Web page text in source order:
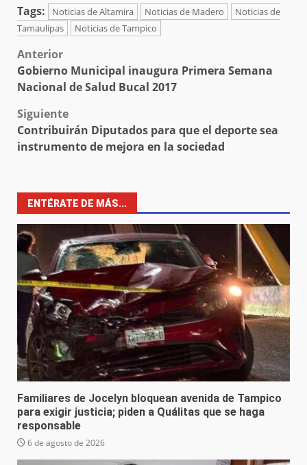
Tags:
Noticias de Altamira Noticias de Madero
Noticias de
Tamaulipas
Noticias de Tampico
Post
navigation
Anterior
Gobierno Municipal inaugura Primera Semana
Nacional de Salud Bucal 2017
Siguiente
Contribuirán Diputados para que el deporte sea
instrumento de mejora en la sociedad
ENTÉRATE DE MÁS...
Familiares de Jocelyn bloquean avenida de Tampico
para exigir justicia; piden a Quálitas que se haga
responsable
6 de agosto de 2026